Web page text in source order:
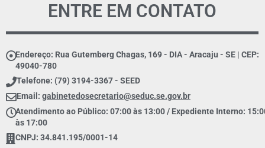
ENTRE EM CONTATO
Endereço: Rua Gutemberg Chagas, 169 - DIA - Aracaju - SE | CEP:
49040-780
Telefone: (79) 3194-3367 - SEED
Email: gabinetedosecretario@seduc.se.gov.br
Atendimento ao Público: 07:00 às 13:00 / Expediente Interno:
às 17:00
CNPJ: 34.841.195/0001-14